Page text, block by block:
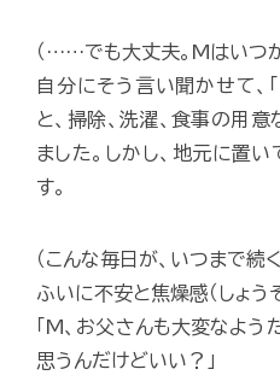
（……でも大丈夫。Mはいつ
自分にそう言い聞かせて、
と、掃除、洗濯、食事の用
ました。しかし、地元に置
す。
（こんな毎日が、いつまで
ふいに不安と焦燥感（しょう
「M、お父さんも大変なよ
思うんだけどいい？」